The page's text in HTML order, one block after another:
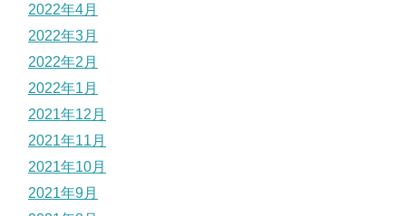
2022年4月
2022年3月
2022年2月
2022年1月
2021年12月
2021年11月
2021年10月
2021年9月